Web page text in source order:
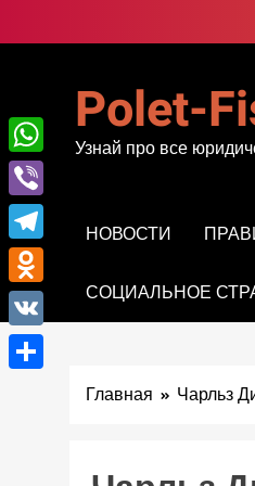
к
Polet-
Узнай про все
НОВОСТИ
СОЦИАЛЬНОЕ
Главная Чарльз
WhatsApp
Viber
Telegram
Odnoklassniki
VK
Отправить